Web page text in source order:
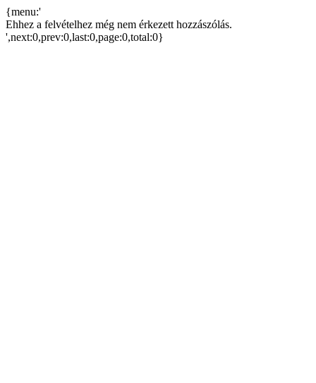
{menu:'
Ehhez a felvételhez még nem érkezett hozzászólás.
',next:0,prev:0,last:0,page:0,total:0}